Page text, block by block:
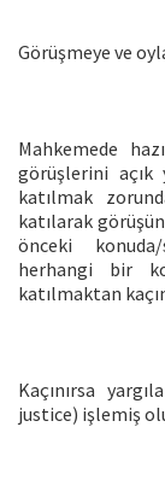
Görüşmeye ve
Mahkemede
görüşlerini
katılmak
katılarak
önceki konuda/
herhangi bir
katılmaktan
Kaçınırsa
justice) işlemiş